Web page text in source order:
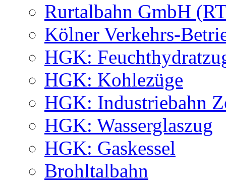
Rurtalbahn GmbH
Kölner Verkehrs-
HGK:
HGK: Kohlezüge
HGK: Industriebahn
HGK: Wasserglaszug
HGK: Gaskessel
Brohltalbahn